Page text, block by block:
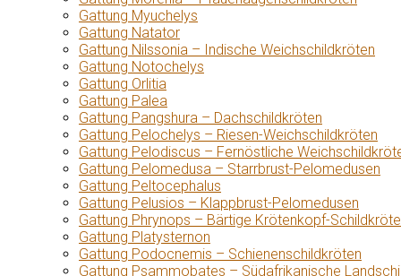
Gattung Myuchelys
Gattung Natator
Gattung Nilssonia – Indische Weichschildkröten
Gattung Notochelys
Gattung Orlitia
Gattung Palea
Gattung Pangshura – Dachschildkröten
Gattung Pelochelys – Riesen-Weichschildkröten
Gattung Pelodiscus – Fernöstliche
Gattung Pelomedusa – Starrbrust-Pelomedusen
Gattung Peltocephalus
Gattung Pelusios – Klappbrust-Pelomedusen
Gattung Phrynops – Bärtige Krötenkopf-
Gattung Platysternon
Gattung Podocnemis – Schienenschildkröten
Gattung Psammobates – Südafrikanische